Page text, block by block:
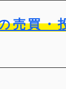
売買・